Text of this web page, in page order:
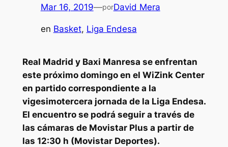
Mar 16, 2019—porDavid Mera
en Basket, Liga Endesa
Real Madrid y Baxi Manresa se enfrentan
este próximo domingo en el WiZink Center
en partido correspondiente a la
vigesimotercera jornada de la Liga Endesa.
El encuentro se podrá seguir a través de
las cámaras de Movistar Plus a partir de
las 12:30 h (Movistar Deportes).